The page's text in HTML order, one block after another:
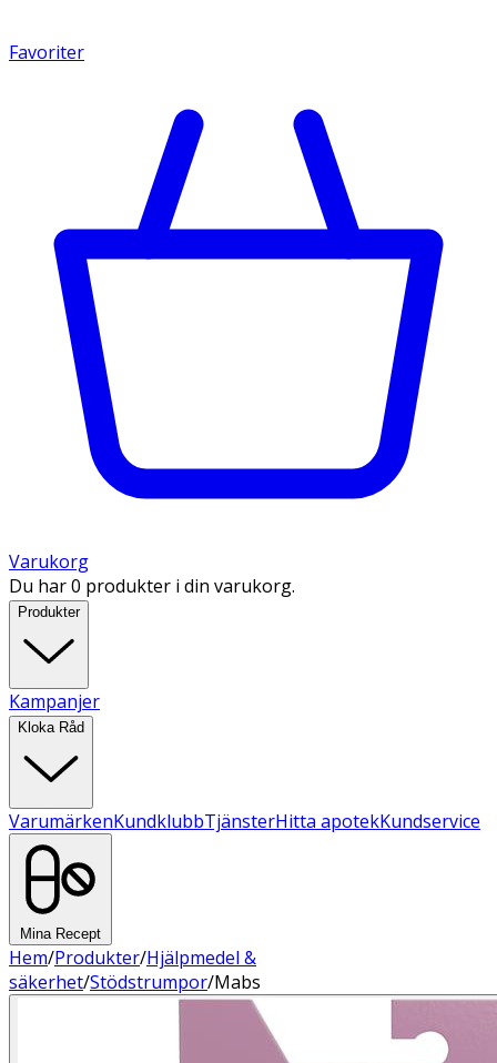
Favoriter
Varukorg
Du har 0 produkter i din varukorg.
Produkter
Kampanjer
Kloka Råd
VarumärkenKundklubbTjänsterHitta apotekKundservice
Mina Recept
Hem/Produkter/Hjälpmedel &
säkerhet/Stödstrumpor/Mabs